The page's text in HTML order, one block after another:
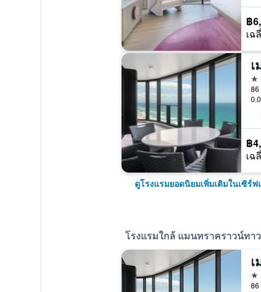
฿
เฉ
5
฿
เฉ
ดูโรงแรมยอดนิยมเพิ่มเติมในเซิร์
โรงแรมใกล้ แมนทราคราวน์ทา
5